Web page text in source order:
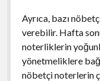
Ayrıca, bazı
verebilir. Hafta
noterliklerin
yönetmeliklere
nöbetçi noterlerin